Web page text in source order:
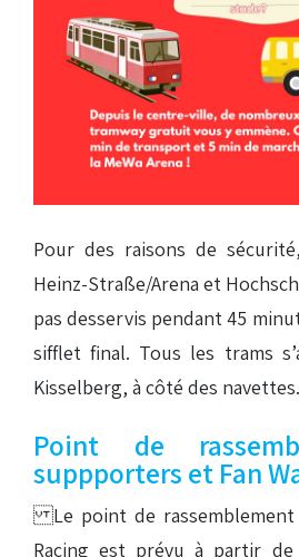
Pour des raisons de
Heinz-Straße/Arena et
pas desservis pendant 45
sifflet final. Tous les trams
Kisselberg, à côté des navettes.
Point de
suppporters et Fan
Le point de rassemblement
Racing est prévu à partir